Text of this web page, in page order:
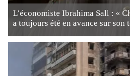
L’économiste Ibrahima Sall : «
a toujours été en avance sur son